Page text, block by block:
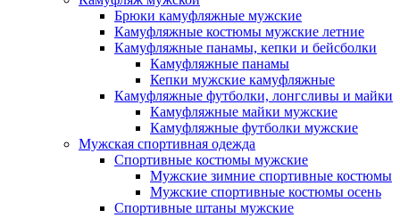
Брюки камуфляжные мужские
Камуфляжные костюмы мужские летние
Камуфляжные панамы, кепки и бейсболки
Камуфляжные панамы
Кепки мужские камуфляжные
Камуфляжные футболки, лонгсливы и майки
Камуфляжные майки мужские
Камуфляжные футболки мужские
Мужская спортивная одежда
Спортивные костюмы мужские
Мужские зимние спортивные костюмы
Мужские спортивные костюмы осень
Спортивные штаны мужские